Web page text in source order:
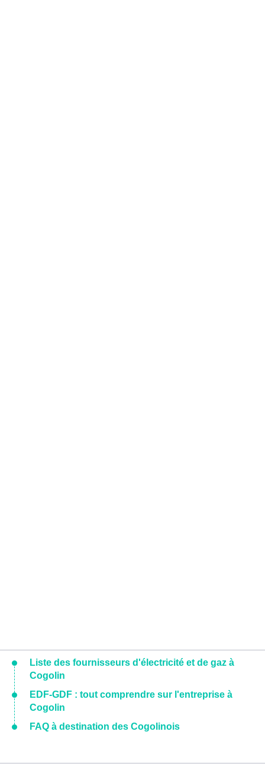
Liste des fournisseurs d'électricité et de gaz à
Cogolin
EDF-GDF : tout comprendre sur l'entreprise à
Cogolin
FAQ à destination des Cogolinois